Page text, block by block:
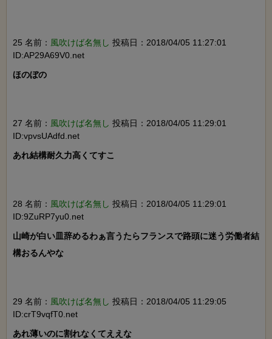
25 名前： 風吹けば名無し 投稿日：2018/04/05 11:27:01
ID:AP29A69V0.net
ほのぼの
27 名前： 風吹けば名無し 投稿日：2018/04/05 11:29:01
ID:vpvsUAdfd.net
あれ結構耐久力高くてすこ
28 名前： 風吹けば名無し 投稿日：2018/04/05 11:29:01
ID:9ZuRP7yu0.net
山崎が白い皿辞めるわぁ言うたらフランスで路頭に迷う労働者結
構おるんやな
29 名前： 風吹けば名無し 投稿日：2018/04/05 11:29:05
ID:crT9vqfT0.net
あれ薄いのに割れなくてええな